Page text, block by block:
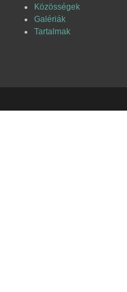
Közösségek
Galériák
Tartalmak